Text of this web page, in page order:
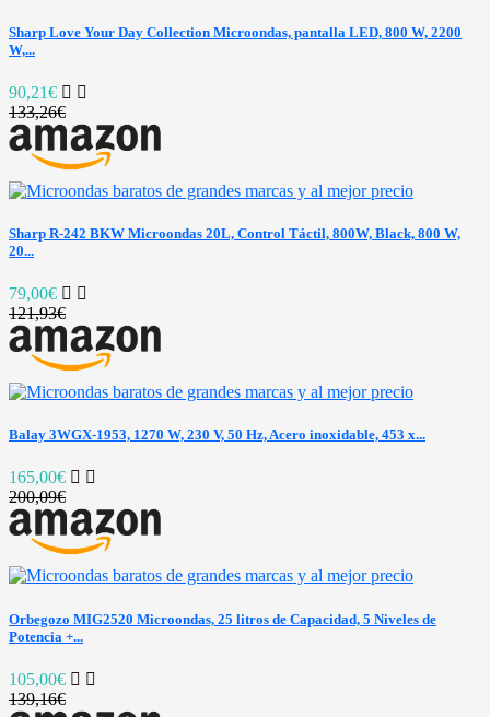
Sharp Love Your Day Collection Microondas, pantalla LED, 800 W, 2200
W,...
90,21€
133,26€
Sharp R-242 BKW Microondas 20L, Control Táctil, 800W, Black, 800 W,
20...
79,00€
121,93€
Balay 3WGX-1953, 1270 W, 230 V, 50 Hz, Acero inoxidable, 453 x...
165,00€
200,09€
Orbegozo MIG2520 Microondas, 25 litros de Capacidad, 5 Niveles de
Potencia +...
105,00€
139,16€